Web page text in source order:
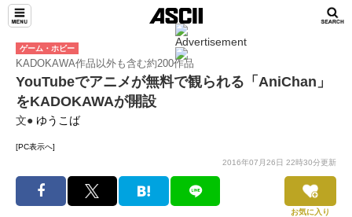
ゲーム・ホビー
KADOKAWA作品以外も含む約200作品
YouTubeでアニメが無料で観られる「AniChan」
をKADOKAWAが開設
文● ゆうこば
[PC表示へ]
2016年07月26日 22時30分更新
お気に入り